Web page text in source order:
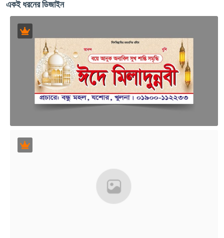
একই ধরনের ডিজাইন